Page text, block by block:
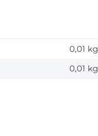
0,01 kg
0,01 kg